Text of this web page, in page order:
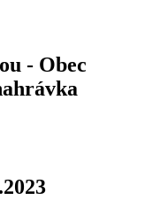
- Obec